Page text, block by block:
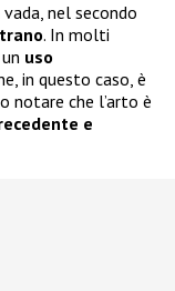
nel secondo
. In molti
uso
in questo caso, è
notare che l’arto è
e